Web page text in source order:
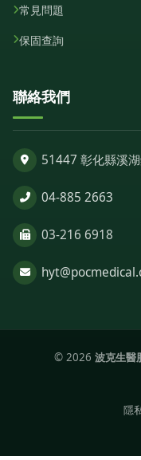
常見問題
保固查詢
聯絡我們
51447 彰化縣溪
04-885 2663
03-216 6918
© 2026 波克生醫
隱